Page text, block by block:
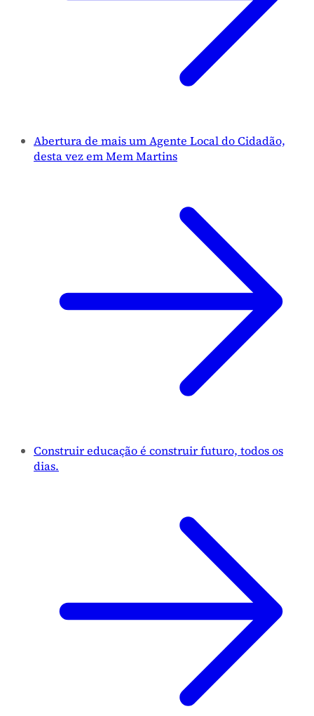
Abertura de mais um Agente Local do Cidadão,
desta vez em Mem Martins
Construir educação é construir futuro, todos os
dias.